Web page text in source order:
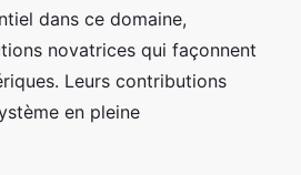
dans ce domaine,
novatrices qui façonnent
Leurs contributions
en pleine